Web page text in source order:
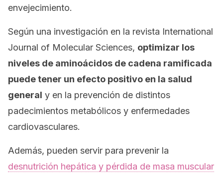
envejecimiento.
Según una investigación en la revista International
Journal of Molecular Sciences, optimizar los
niveles de aminoácidos de cadena ramificada
puede tener un efecto positivo en la salud
general y en la prevención de distintos
padecimientos metabólicos y enfermedades
cardiovasculares.
Además, pueden servir para prevenir la
desnutrición hepática y pérdida de masa muscular